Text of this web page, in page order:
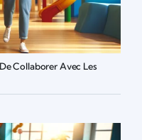
Collaborer Avec Les